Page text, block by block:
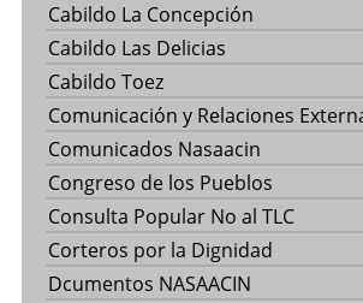
Cabildo La Concepción
Cabildo Las Delicias
Cabildo Toez
Comunicación y Relaciones
Comunicados Nasaacin
Congreso de los Pueblos
Consulta Popular No al TLC
Corteros por la Dignidad
Dcumentos NASAACIN